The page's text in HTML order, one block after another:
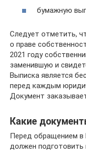
бумажную
Следует отметить,
о праве
2021 году
заменившую и
Выписка является
перед каждым
Документ
Какие
Перед обращением в
должен подготовить